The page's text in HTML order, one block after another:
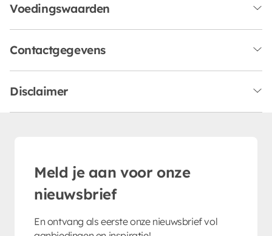
Voedingswaarden
Contactgegevens
Disclaimer
Meld je aan voor onze
nieuwsbrief
En ontvang als eerste onze nieuwsbrief vol